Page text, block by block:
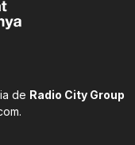
de Radio City Group
.